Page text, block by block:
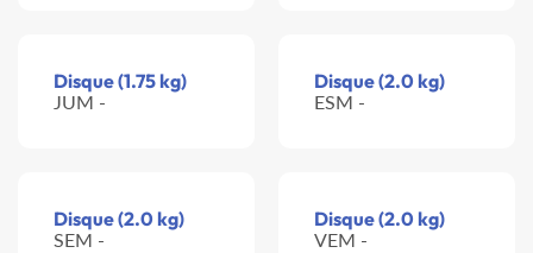
Disque (1.75 kg)
JUM -
Disque (2.0 kg)
ESM -
Disque (2.0 kg)
SEM -
Disque (2.0 kg)
VEM -